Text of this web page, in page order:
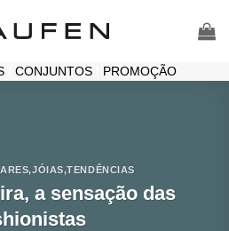
| CONJUNTOS| PROMOÇÃO
,JÓIAS,TENDÊNCIAS
a sensação das